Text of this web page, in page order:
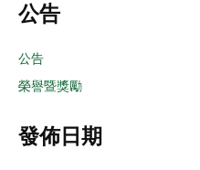
公告
公告
榮譽暨獎勵
發佈日期